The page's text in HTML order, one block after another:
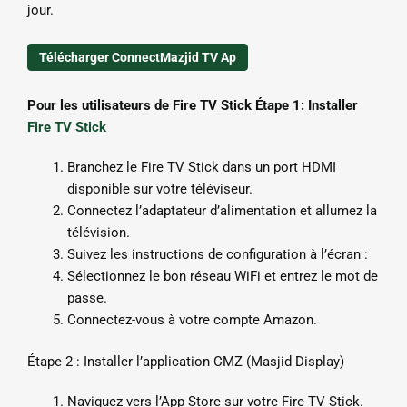
jour.
Télécharger ConnectMazjid TV Ap
Pour les utilisateurs de Fire TV Stick Étape 1: Installer
Fire TV Stick
Branchez le Fire TV Stick dans un port HDMI
disponible sur votre téléviseur.
Connectez l’adaptateur d’alimentation et allumez la
télévision.
Suivez les instructions de configuration à l’écran :
Sélectionnez le bon réseau WiFi et entrez le mot de
passe.
Connectez-vous à votre compte Amazon.
Étape 2 : Installer l’application CMZ (Masjid Display)
Naviguez vers l’App Store sur votre Fire TV Stick.